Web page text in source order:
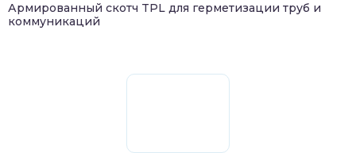
Армированный скотч TPL для герметизации труб и
коммуникаций